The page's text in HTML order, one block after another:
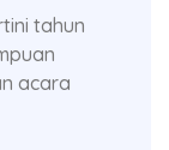
tahun
acara